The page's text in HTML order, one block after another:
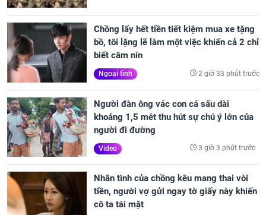
Chồng lấy hết tiền tiết kiệm mua xe tặng
bồ, tôi lặng lẽ làm một việc khiến cả 2 chỉ
biết câm nín
Ngoại tình 2 giờ 33 phút trước
Người đàn ông vác con cá sấu dài
khoảng 1,5 mét thu hút sự chú ý lớn của
người đi đường
Video 3 giờ 3 phút trước
Nhân tình của chồng kêu mang thai vòi
tiền, người vợ gửi ngay tờ giấy này khiến
cô ta tái mặt